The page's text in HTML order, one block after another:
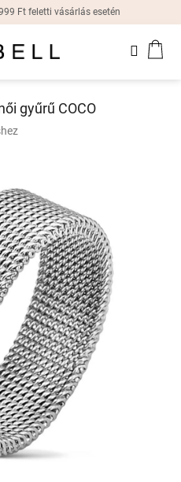
999 Ft feletti vásárlás esetén
gyűrű COCO